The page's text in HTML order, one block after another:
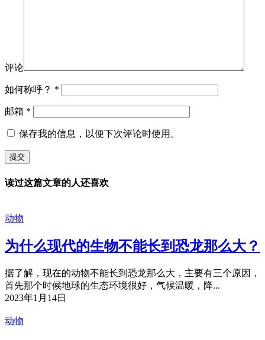
评论
如何称呼？ *
邮箱 *
保存我的信息，以便下次评论时使用。
读过这篇文章的人还喜欢
动物
为什么现代的生物不能长到恐龙那么大？
据了解，现在的动物不能长到恐龙那么大，主要有三个原因，
首先那个时候地球的生态环境很好，气候温暖，降...
2023年1月14日
动物